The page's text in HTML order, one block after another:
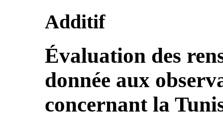
Additif
Évaluation des
donnée aux
concernant la